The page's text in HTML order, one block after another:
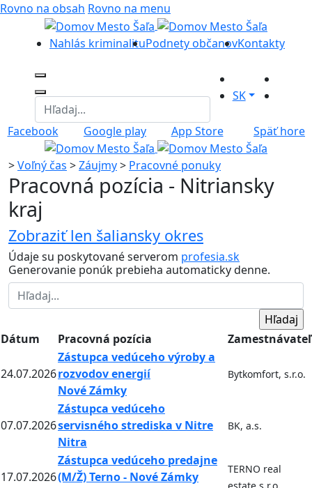
Rovno na obsah Rovno na menu
Nahlás kriminalituPodnety občanovKontakty
SK
Facebook Google play App Store Späť hore
>Voľný čas >Záujmy> Pracovné ponuky
Pracovná pozícia - Nitriansky
kraj
Zobraziť len šaliansky okres
Údaje su poskytované serverom profesia.sk
Generovanie ponúk prebieha automaticky denne.
Dátum Pracovná pozícia Zamestnávateľ
24.07.2026
Zástupca vedúceho výroby a
rozvodov energií
Nové Zámky
Bytkomfort, s.r.o.
07.07.2026
Zástupca vedúceho
servisného strediska v Nitre
Nitra
BK, a.s.
17.07.2026
Zástupca vedúceho predajne
(M/Ž) Terno - Nové Zámky
TERNO real